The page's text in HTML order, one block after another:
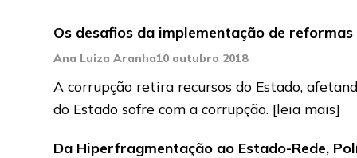
Os desafios da implementação de
Ana Luiza Aranha10 outubro 2018
A corrupção retira recursos do Estado,
do Estado sofre com a corrupção. [leia mais]
Da Hiperfragmentação ao Estado-Rede,